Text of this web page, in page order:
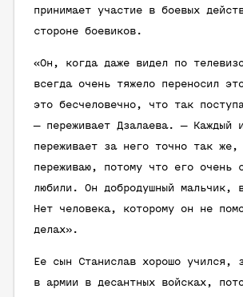
принимает участие в боевых
стороне боевиков.
«Он, когда даже видел по
всегда очень тяжело переносил
это бесчеловечно, что так
— переживает Дзалаева. — Каждый
переживает за него точно так
переживаю, потому что его очень
любили. Он добродушный мальчик,
Нет человека, которому он не
делах».
Ее сын Станислав хорошо учился,
в армии в десантных войсках,